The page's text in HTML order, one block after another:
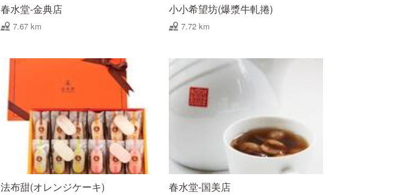
春水堂-金典店
7.67 km
小小希望坊(爆漿牛軋捲)
7.72 km
法布甜(オレンジケーキ) 春水堂-国美店